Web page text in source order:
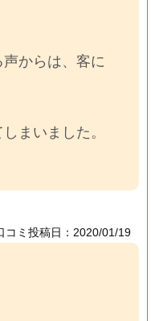
からは、客に
まいました。
コミ投稿日：2020/01/19